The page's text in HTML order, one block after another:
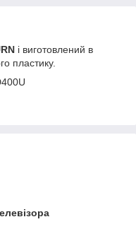
і виготовлений в
пластику.